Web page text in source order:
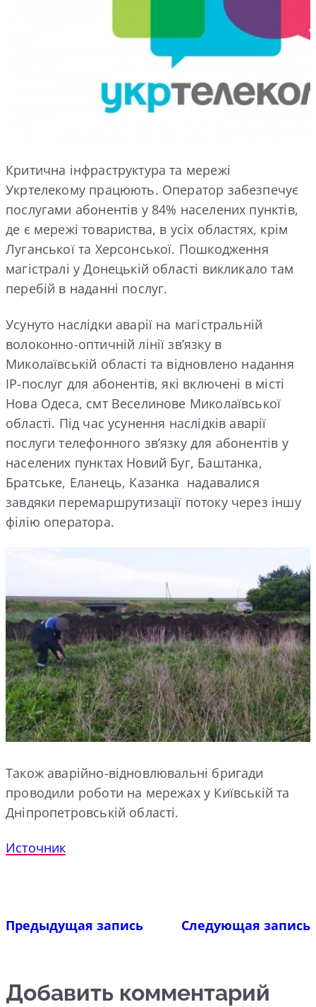
Критична інфраструктура та мережі
Укртелекому працюють. Оператор забезпечує
послугами абонентів у 84% населених пунктів,
де є мережі товариства, в усіх областях, крім
Луганської та Херсонської. Пошкодження
магістралі у Донецькій області викликало там
перебій в наданні послуг.
Усунуто наслідки аварії на магістральній
волоконно-оптичній лінії зв’язку в
Миколаївській області та відновлено надання
ІР-послуг для абонентів, які включені в місті
Нова Одеса, смт Веселинове Миколаївської
області. Під час усунення наслідків аварії
послуги телефонного зв’язку для абонентів у
населених пунктах Новий Буг, Баштанка,
Братське, Еланець, Казанка надавалися
завдяки перемаршрутизації потоку через іншу
філію оператора.
Також аварійно-відновлювальні бригади
проводили роботи на мережах у Київській та
Дніпропетровській області.
Источник
Предыдущая запись Следующая запись
Добавить комментарий